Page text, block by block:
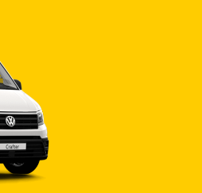
ALQUILER POR HORAS